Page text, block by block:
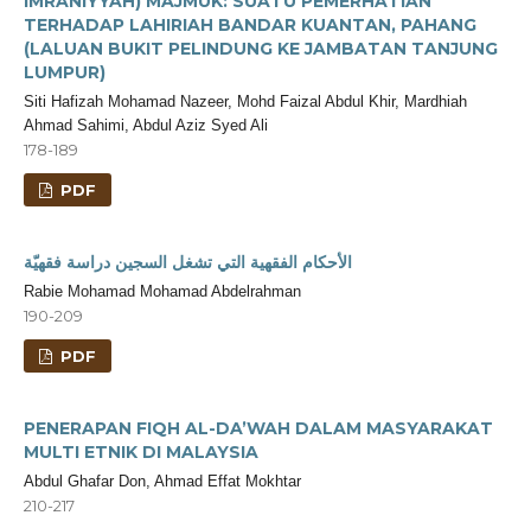
TERHADAP LAHIRIAH BANDAR KUANTAN, PAHANG
(LALUAN BUKIT PELINDUNG KE JAMBATAN TANJUNG
LUMPUR)
Siti Hafizah Mohamad Nazeer, Mohd Faizal Abdul Khir, Mardhiah
Ahmad Sahimi, Abdul Aziz Syed Ali
178-189
PDF
الأحكام الفقهية التي تشغل السجين دراسة فقهيّة
Rabie Mohamad Mohamad Abdelrahman
190-209
PDF
PENERAPAN FIQH AL-DA’WAH DALAM MASYARAKAT
MULTI ETNIK DI MALAYSIA
Abdul Ghafar Don, Ahmad Effat Mokhtar
210-217